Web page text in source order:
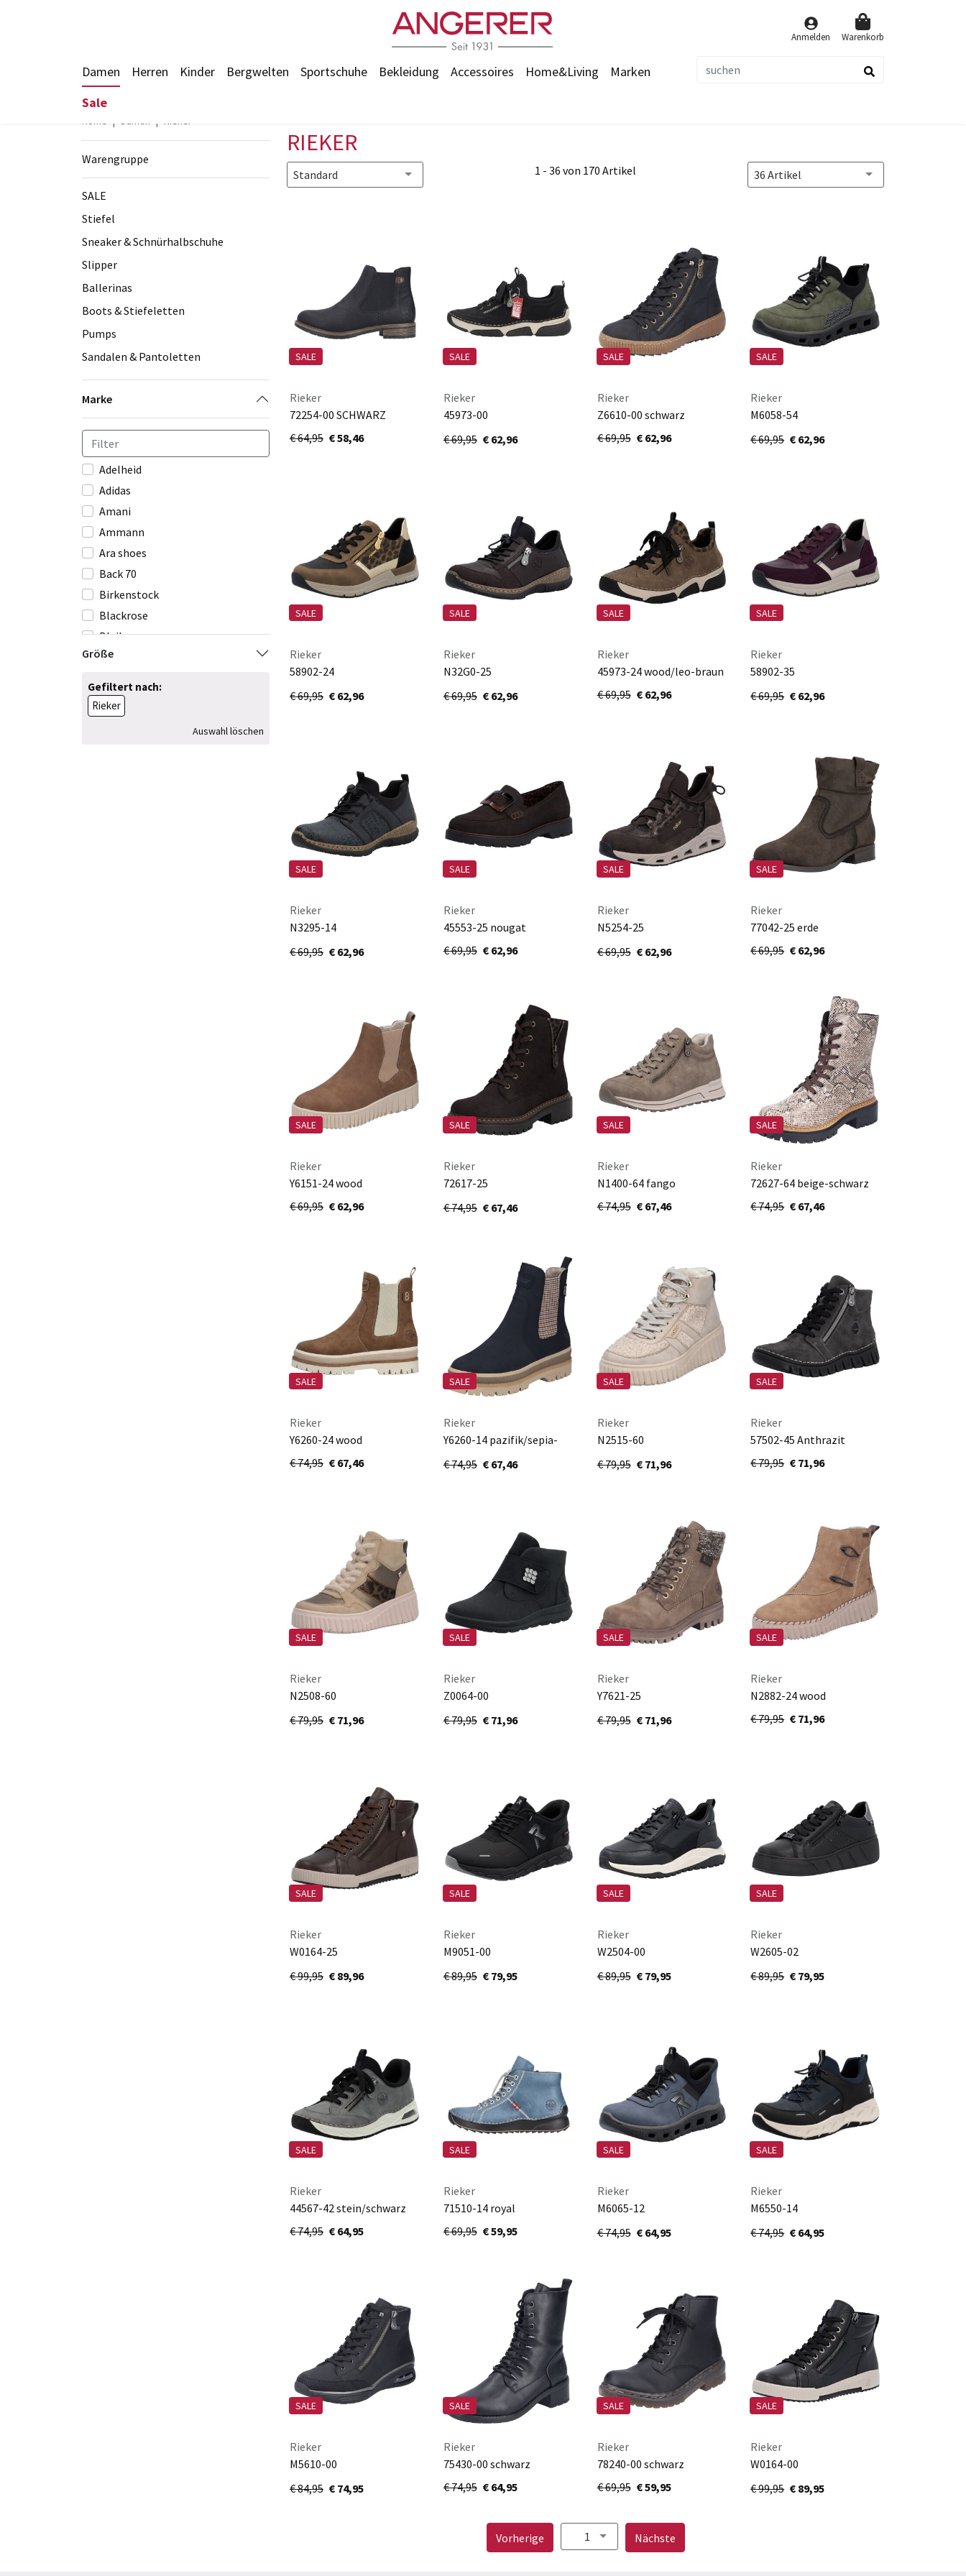
Anmelden Warenkorb
Damen Herren Kinder Bergwelten Sportschuhe Bekleidung Accessoires Home&Living
Marken
Sale
Home Damen Rieker
Warengruppe
SALE
Stiefel
Sneaker & Schnürhalbschuhe
Slipper
Ballerinas
Boots & Stiefeletten
Pumps
Sandalen & Pantoletten
Marke
Adelheid
Adidas
Amani
Ammann
Ara shoes
Back 70
Birkenstock
Blackrose
Bleil
Blundstone
Calpierre
Canada Snow
Größe
Gefiltert nach:
Rieker
Auswahl löschen
RIEKER
Standard 1 - 36 von 170 Artikel 36 Artikel
SALE
Rieker
72254-00 SCHWARZ
€ 64,95 € 58,46
SALE
Rieker
45973-00
schwarz/schwarz
€ 69,95 € 62,96
SALE
Rieker
Z6610-00 schwarz
€ 69,95 € 62,96
SALE
Rieker
M6058-54
liane/schwarz/schwarz
€ 69,95 € 62,96
SALE
Rieker
58902-24
€ 69,95 € 62,96
SALE
Rieker
N32G0-25
€ 69,95 € 62,96
SALE
Rieker
45973-24 wood/leo-braun
€ 69,95 € 62,96
SALE
Rieker
58902-35
€ 69,95 € 62,96
SALE
Rieker
N3295-14
€ 69,95 € 62,96
SALE
Rieker
45553-25 nougat
€ 69,95 € 62,96
SALE
Rieker
N5254-25
€ 69,95 € 62,96
SALE
Rieker
77042-25 erde
€ 69,95 € 62,96
SALE
Rieker
Y6151-24 wood
€ 69,95 € 62,96
SALE
Rieker
72617-25
nougat/antik/espresso
€ 74,95 € 67,46
SALE
Rieker
N1400-64 fango
€ 74,95 € 67,46
SALE
Rieker
72627-64 beige-schwarz
€ 74,95 € 67,46
SALE
Rieker
Y6260-24 wood
€ 74,95 € 67,46
SALE
Rieker
Y6260-14 pazifik/sepia-
€ 74,95 € 67,46
SALE
Rieker
N2515-60
€ 79,95 € 71,96
SALE
Rieker
57502-45 Anthrazit
€ 79,95 € 71,96
SALE
Rieker
N2508-60
€ 79,95 € 71,96
SALE
Rieker
Z0064-00
€ 79,95 € 71,96
SALE
Rieker
Y7621-25
beige
€ 79,95 € 71,96
SALE
Rieker
N2882-24 wood
€ 79,95 € 71,96
SALE
Rieker
W0164-25
havanna/rancho
€ 99,95 € 89,96
SALE
Rieker
M9051-00
negro/schwarz/schwarz
€ 89,95 € 79,95
SALE
Rieker
W2504-00
€ 89,95 € 79,95
SALE
Rieker
W2605-02
schwarz/altsilber
€ 89,95 € 79,95
SALE
Rieker
44567-42 stein/schwarz
€ 74,95 € 64,95
SALE
Rieker
71510-14 royal
€ 69,95 € 59,95
SALE
Rieker
M6065-12
€ 74,95 € 64,95
SALE
Rieker
M6550-14
€ 74,95 € 64,95
SALE
Rieker
M5610-00
€ 84,95 € 74,95
SALE
Rieker
75430-00 schwarz
€ 74,95 € 64,95
SALE
Rieker
78240-00 schwarz
€ 69,95 € 59,95
SALE
Rieker
W0164-00
€ 99,95 € 89,95
VorherigeSeite 1 NächsteSeite